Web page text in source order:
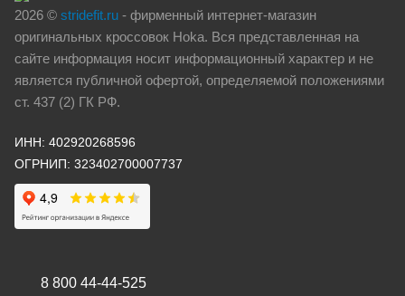
2026 © stridefit.ru - фирменный интернет-магазин
оригинальных кроссовок Hoka. Вся представленная на
сайте информация носит информационный характер и не
является публичной офертой, определяемой положениями
ст. 437 (2) ГК РФ.
ИНН: 402920268596
ОГРНИП: 323402700007737
8 800 44-44-525